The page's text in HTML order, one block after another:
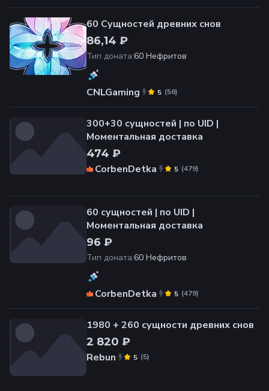
60 Сущностей древних снов
86,14 ₽
Тип доната:60 Нефритов
CNLGaming (56)
5
300+30 сущностей | по UID |
Моментальная доставка
474 ₽
CorbenDetka
(479)
5
60 сущностей | по UID |
Моментальная доставка
96 ₽
Тип доната:60 Нефритов
CorbenDetka (479)
5
1980 + 260 сущности древних снов
2 820 ₽
Rebun
(5)
5